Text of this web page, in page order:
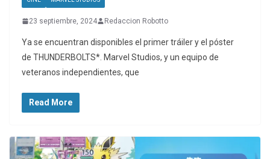
23 septiembre, 2024 Redaccion Robotto
Ya se encuentran disponibles el primer tráiler y el póster
de THUNDERBOLTS*. Marvel Studios, y un equipo de
veteranos independientes, que
Read More